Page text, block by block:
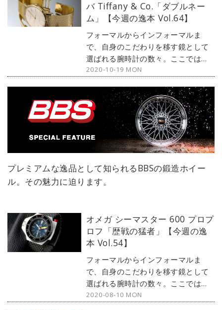
の感性を刺激する1本をセレクト。今
回は、パテック・フィリップの名作
カラトラバから、アンティークの
Ref.3445をご紹介する。
バ Tiffany & Co.「ダブルネー
ム」【今週の逸本 Vol.64】
フォーマルからインフォーマルま
で、自身のこだわりを移す鏡として
選ばれる腕時計の数々。ここではブ
ランド腕時計専門店・MOON
デルからアンティークまで、見る者
の感性を刺激する1本をセレクト。今
回は、パテック・フィリップから、
ティファニーとダブルネームのカラ
トラバをご紹介する。
2020-10-19 MON
プレミアムな逸品として知られるBBSの鍛造ホイー
ル。その魅力に迫ります。
オメガ シーマスター 600 プロプ
ロフ「歴戦の猛者」【今週の逸
本 Vol.54】
フォーマルからインフォーマルま
で、自身のこだわりを移す鏡として
選ばれる腕時計の数々。ここではブ
ランド腕時計専門店・MOON
2020-08-10 MON